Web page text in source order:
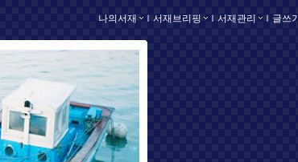
나의서재 ｌ 서재브리핑 ｌ 서재관리 ｌ 글쓰기